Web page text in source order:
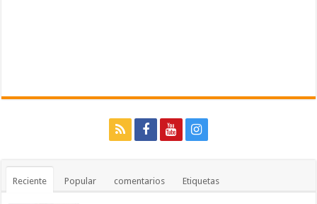
Reciente Popular comentarios Etiquetas